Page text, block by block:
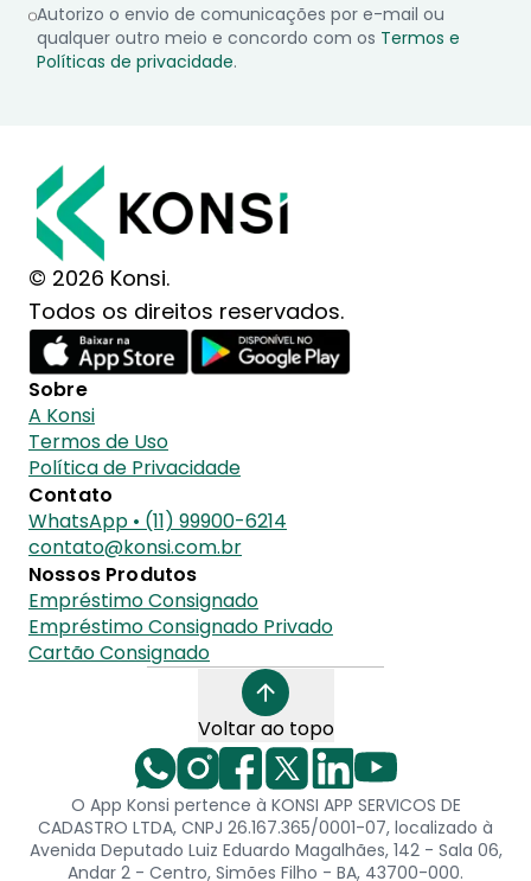
Autorizo o envio de comunicações por e-mail ou
qualquer outro meio e concordo com os Termos e
Políticas de privacidade.
© 2026 Konsi.
Todos os direitos reservados.
Sobre
A Konsi
Termos de Uso
Política de Privacidade
Contato
WhatsApp • (11) 99900-6214
contato@konsi.com.br
Nossos Produtos
Empréstimo Consignado
Empréstimo Consignado Privado
Cartão Consignado
Voltar ao topo
O App Konsi pertence à KONSI APP SERVICOS DE
CADASTRO LTDA, CNPJ 26.167.365/0001-07, localizado à
Avenida Deputado Luiz Eduardo Magalhães, 142 - Sala 06,
Andar 2 - Centro, Simões Filho - BA, 43700-000.